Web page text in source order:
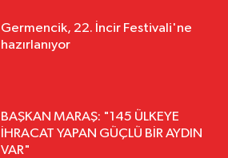
Germencik, 22. İncir Festivali'ne
hazırlanıyor
BAŞKAN MARAŞ: "145 ÜLKEYE
İHRACAT YAPAN GÜÇLÜ BİR AYDIN
VAR"